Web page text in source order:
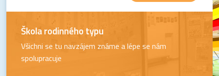
Škola rodinného typu
Všichni se tu navzájem známe a lépe se nám
spolupracuje